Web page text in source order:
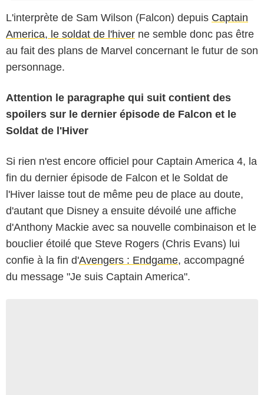
L'interprète de Sam Wilson (Falcon) depuis Captain
America, le soldat de l'hiver ne semble donc pas être
au fait des plans de Marvel concernant le futur de son
personnage.
Attention le paragraphe qui suit contient des
spoilers sur le dernier épisode de Falcon et le
Soldat de l'Hiver
Si rien n'est encore officiel pour Captain America 4, la
fin du dernier épisode de Falcon et le Soldat de
l'Hiver laisse tout de même peu de place au doute,
d'autant que Disney a ensuite dévoilé une affiche
d'Anthony Mackie avec sa nouvelle combinaison et le
bouclier étoilé que Steve Rogers (Chris Evans) lui
confie à la fin d'Avengers : Endgame, accompagné
du message "Je suis Captain America".